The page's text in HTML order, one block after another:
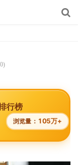
行榜
浏览量： 105万+